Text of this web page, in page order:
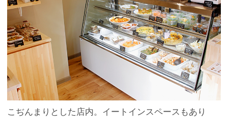
こぢんまりとした店内。イートインスペースもあり